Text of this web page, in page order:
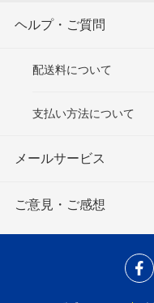
ヘルプ・ご質問
配送料について
支払い方法について
メールサービス
ご意見・ご感想